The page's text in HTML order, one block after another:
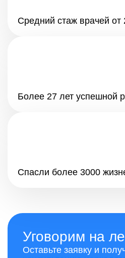
Средний стаж врачей от
Более 27 лет успешной
Спасли более 3000
Уговорим на
Оставьте заявку и